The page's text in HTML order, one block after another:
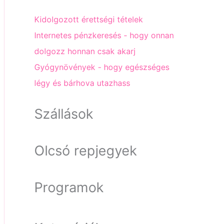
Kidolgozott érettségi tételek
Internetes pénzkeresés - hogy onnan
dolgozz honnan csak akarj
Gyógynövények - hogy egészséges
légy és bárhova utazhass
Szállások
Olcsó repjegyek
Programok